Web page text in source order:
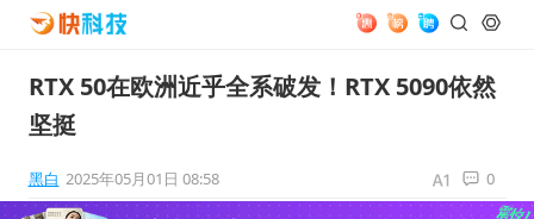
RTX 50在欧洲近乎全系破发！RTX 5090依然
坚挺
黑白 2025年05月01日 08:58 0